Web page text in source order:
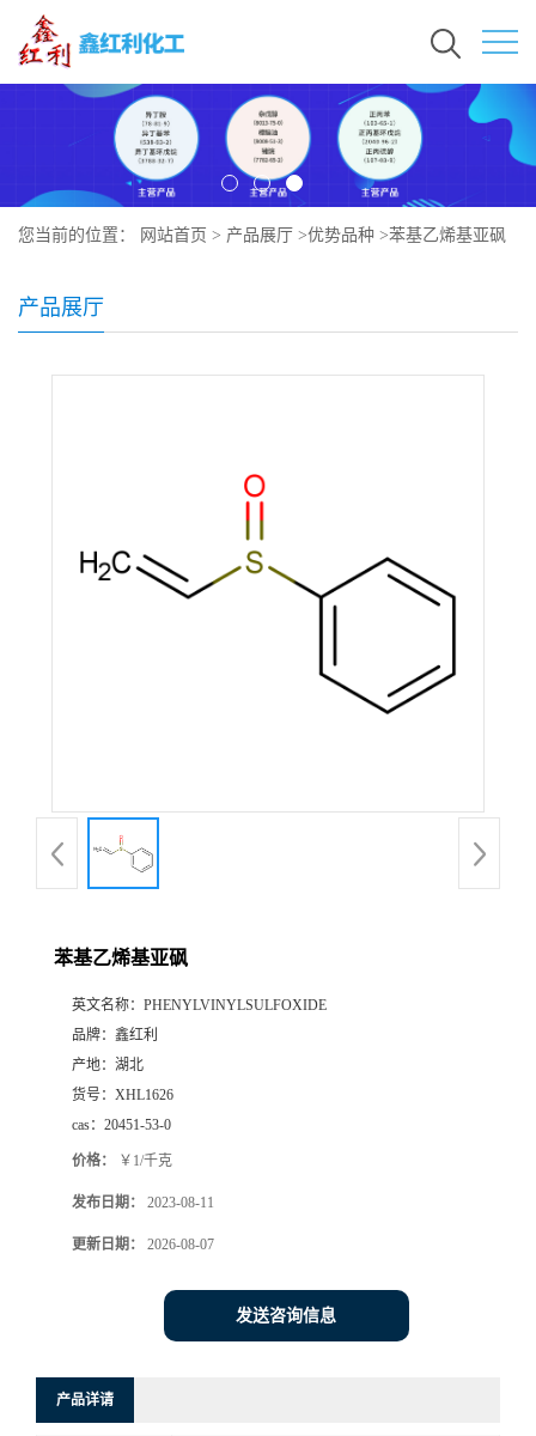
您当前的位置： 网站首页 > 产品展厅 >优势品种 >苯基乙烯基亚砜
产品展厅
苯基乙烯基亚砜
英文名称： PHENYLVINYLSULFOXIDE
品牌： 鑫红利
产地： 湖北
货号： XHL1626
cas： 20451-53-0
价格： ￥1/千克
发布日期： 2023-08-11
更新日期： 2026-08-07
发送咨询信息
产品详请